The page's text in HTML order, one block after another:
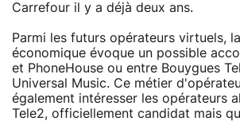
Carrefour il y a déjà deux ans.
Parmi les futurs opérateurs virtuels,
économique évoque un possible
et PhoneHouse ou entre Bouygues
Universal Music. Ce métier
également intéresser les opérateurs
Tele2, officiellement candidat mais